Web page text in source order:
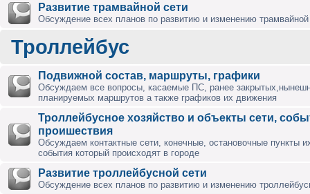
Развитие трамвайной сети
Обсуждение всех планов по развитию и изменению трамвайной
Троллейбус
Подвижной состав, маршруты, графики
Обсуждаем все вопросы, касаемые ПС, ранее
планируемых маршрутов а также графиков их движения
Троллейбусное хозяйство и объекты сети,
проишествия
Обсуждаем контактные сети, конечные, остановочные пункты
события который происходят в городе
Развитие троллейбусной сети
Обсуждение всех планов по развитию и изменению